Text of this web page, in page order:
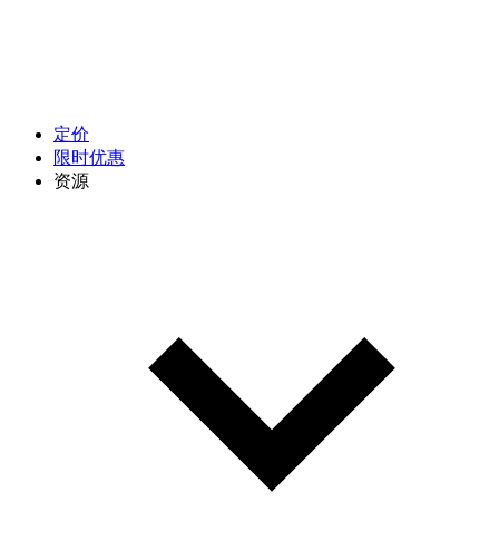
定价
限时优惠
资源